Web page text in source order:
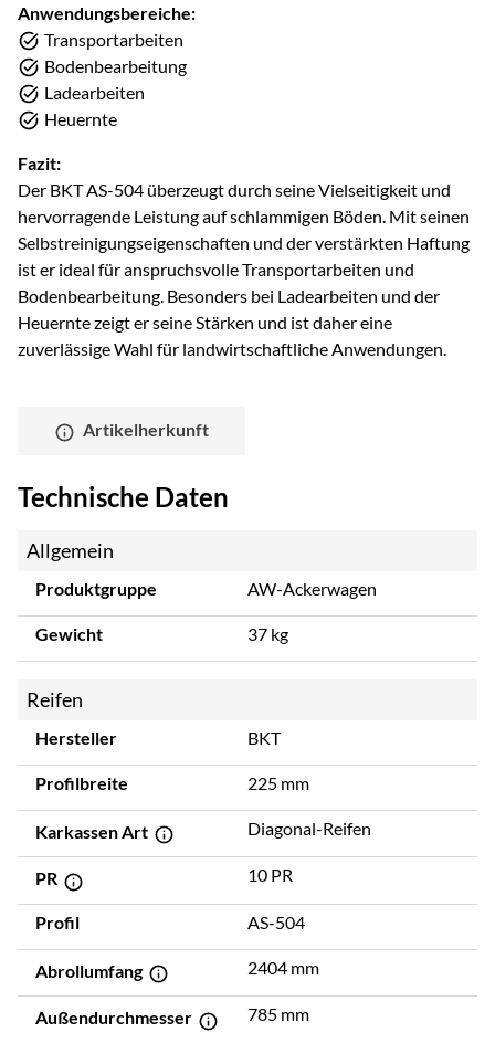
Anwendungsbereiche:
Transportarbeiten
Bodenbearbeitung
Ladearbeiten
Heuernte
Fazit:
Der BKT AS-504 überzeugt durch seine Vielseitigkeit und
hervorragende Leistung auf schlammigen Böden. Mit seinen
Selbstreinigungseigenschaften und der verstärkten Haftung
ist er ideal für anspruchsvolle Transportarbeiten und
Bodenbearbeitung. Besonders bei Ladearbeiten und der
Heuernte zeigt er seine Stärken und ist daher eine
zuverlässige Wahl für landwirtschaftliche Anwendungen.
Artikelherkunft
Technische Daten
Allgemein
Produktgruppe AW-Ackerwagen
Gewicht 37 kg
Reifen
Hersteller BKT
Profilbreite 225 mm
Karkassen Art Diagonal-Reifen
PR 10 PR
Profil AS-504
Abrollumfang 2404 mm
Außendurchmesser 785 mm